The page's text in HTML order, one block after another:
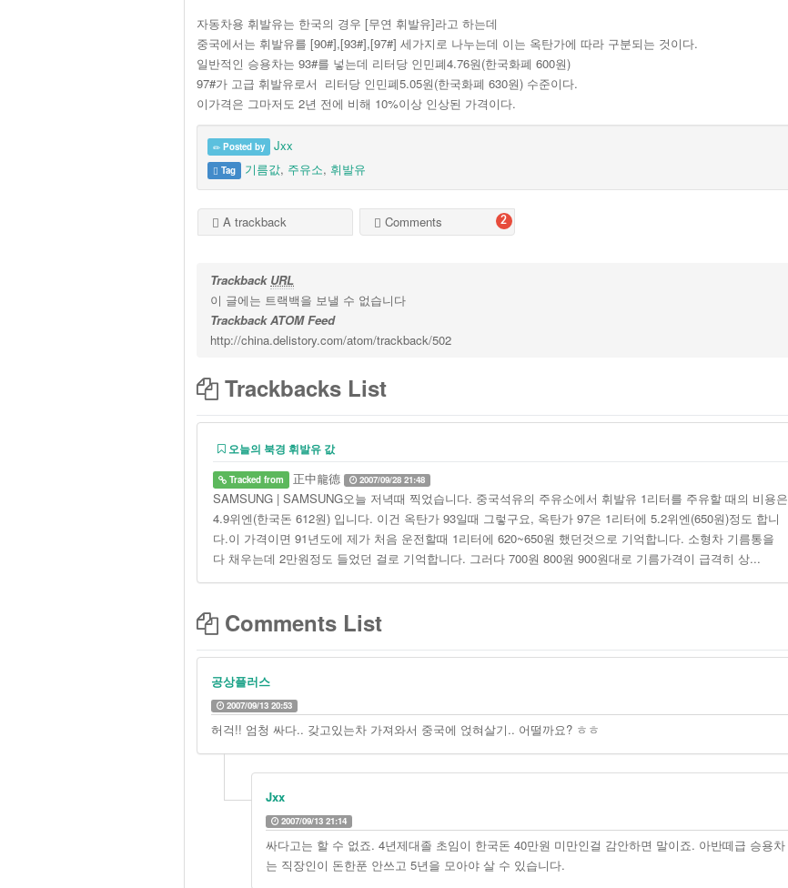
자동차용 휘발유는 한국의 경우 [무연 휘발유]라고 하는데
중국에서는 휘발유를 [90#],[93#],[97#] 세가지로 나누는데 이는 옥탄가에 따라 구분되는 것이다.
일반적인 승용차는 93#를 넣는데 리터당 인민폐4.76원(한국화폐 600원)
97#가 고급 휘발유로서 리터당 인민폐5.05원(한국화폐 630원) 수준이다.
이가격은 그마저도 2년 전에 비해 10%이상 인상된 가격이다.
Posted by Jxx
Tag 기름값, 주유소, 휘발유
A trackback Comments 2
Trackback URL
이 글에는 트랙백을 보낼 수 없습니다
Trackback ATOM Feed
http://china.delistory.com/atom/trackback/502
Trackbacks List
오늘의 북경 휘발유 값
Tracked from 正中龍德 2007/09/28 21:48
SAMSUNG | SAMSUNG오늘 저녁때 찍었습니다. 중국석유의 주유소에서 휘발유 1리터를 주유할 때의 비용은
4.9위엔(한국돈 612원) 입니다. 이건 옥탄가 93일때 그렇구요, 옥탄가 97은 1리터에 5.2위엔(650원)정도 합니
다.이 가격이면 91년도에 제가 처음 운전할때 1리터에 620~650원 했던것으로 기억합니다. 소형차 기름통을
다 채우는데 2만원정도 들었던 걸로 기억합니다. 그러다 700원 800원 900원대로 기름가격이 급격히 상...
Comments List
공상플러스
2007/09/13 20:53
허걱!! 엄청 싸다.. 갖고있는차 가져와서 중국에 얹혀살기.. 어떨까요? ㅎㅎ
Jxx
2007/09/13 21:14
싸다고는 할 수 없죠. 4년제대졸 초임이 한국돈 40만원 미만인걸 감안하면 말이죠. 아반떼급 승용차
는 직장인이 돈한푼 안쓰고 5년을 모아야 살 수 있습니다.